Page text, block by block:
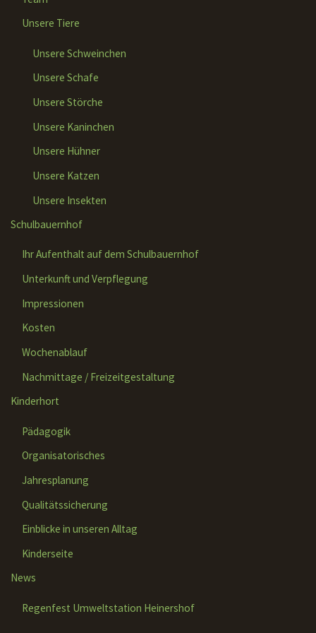
Unsere Tiere
Unsere Schweinchen
Unsere Schafe
Unsere Störche
Unsere Kaninchen
Unsere Hühner
Unsere Katzen
Unsere Insekten
Schulbauernhof
Ihr Aufenthalt auf dem Schulbauernhof
Unterkunft und Verpflegung
Impressionen
Kosten
Wochenablauf
Nachmittage / Freizeitgestaltung
Kinderhort
Pädagogik
Organisatorisches
Jahresplanung
Qualitätssicherung
Einblicke in unseren Alltag
Kinderseite
News
Regenfest Umweltstation Heinershof